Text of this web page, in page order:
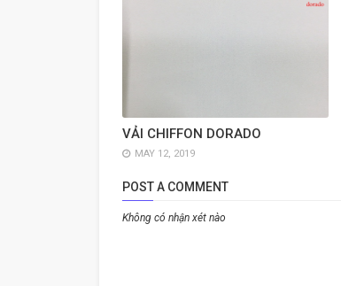
VẢI CHIFFON DORADO
MAY 12, 2019
POST A COMMENT
Không có nhận xét nào